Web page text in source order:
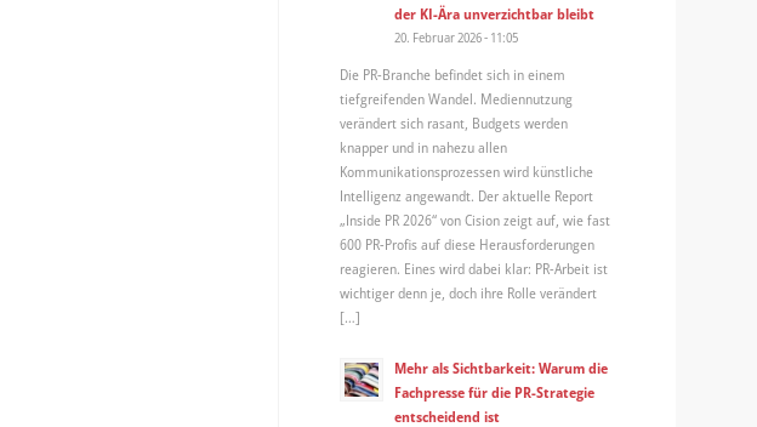
der KI-Ära unverzichtbar bleibt
20. Februar 2026 - 11:05
Die PR-Branche befindet sich in einem
tiefgreifenden Wandel. Mediennutzung
verändert sich rasant, Budgets werden
knapper und in nahezu allen
Kommunikationsprozessen wird künstliche
Intelligenz angewandt. Der aktuelle Report
„Inside PR 2026“ von Cision zeigt auf, wie fast
600 PR-Profis auf diese Herausforderungen
reagieren. Eines wird dabei klar: PR-Arbeit ist
wichtiger denn je, doch ihre Rolle verändert
[…]
Mehr als Sichtbarkeit: Warum die
Fachpresse für die PR-Strategie
entscheidend ist